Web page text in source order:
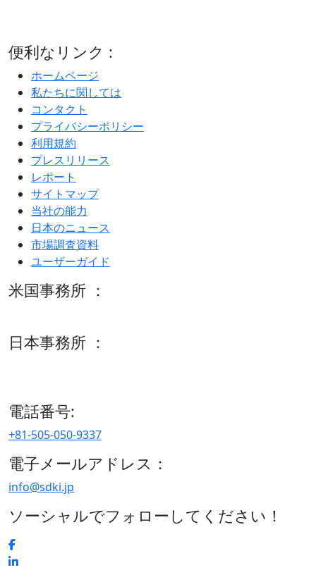
便利なリンク :
ホームページ
私たちに関しては
コンタクト
プライバシーポリシー
利用規約
プレスリリース
レポート
サイトマップ
当社の能力
日本のニュース
市場調査資料
ユーザーガイド
米国事務所 ：
日本事務所 ：
電話番号:
+81-505-050-9337
電子メールアドレス：
info@sdki.jp
ソーシャルでフォローしてください！